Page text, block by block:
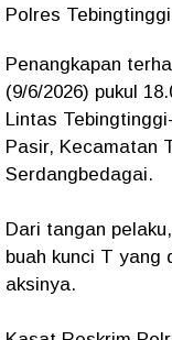
Polres
Penangkapan
(9/6/2026) pukul
Lintas
Pasir, Kecamatan
Serdangbedagai.
Dari tangan
buah kunci T yang
aksinya.